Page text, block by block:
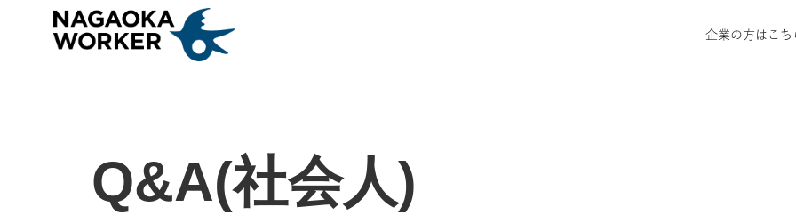
企業の方はこち
Q&A(社会人)